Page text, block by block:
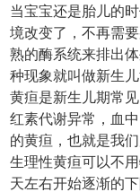
当宝宝还是胎儿的
境改变了，不再需
熟的酶系统来排出
种现象就叫做新生
黄疸是新生儿期常
红素代谢异常，血
的黄疸，也就是我
生理性黄疸可以不
天左右开始逐渐的